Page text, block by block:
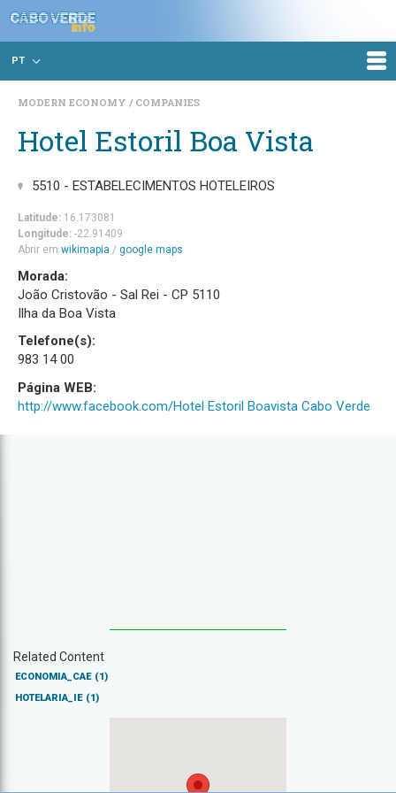
PT
MODERN ECONOMY COMPANIES
Hotel Estoril Boa Vista
5510 - ESTABELECIMENTOS HOTELEIROS
Latitude: 16.173081
Longitude: -22.91409
Abrir em wikimapia / google maps
Morada:
João Cristovão - Sal Rei - CP 5110
Ilha da Boa Vista
Telefone(s):
983 14 00
Página WEB:
http://www.facebook.com/Hotel Estoril Boavista Cabo Verde
Related Content
ECONOMIA_CAE (1)
HOTELARIA_IE (1)